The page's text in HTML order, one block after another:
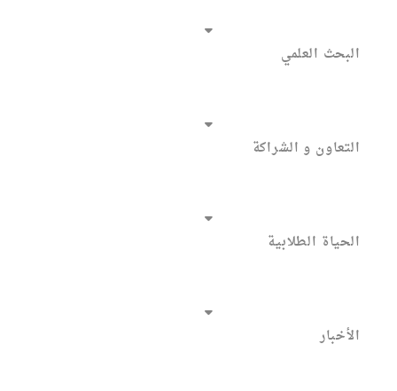
البحث العلمي
التعاون و الشراكة
الحياة الطلابية
الأخبار